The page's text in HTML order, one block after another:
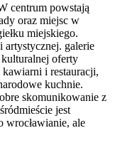
centrum powstają
oraz miejsc w
miejskiego.
artystycznej. galerie
kulturalnej oferty
i restauracji,
kuchnie.
skomunikowanie z
jest
wrocławianie, ale